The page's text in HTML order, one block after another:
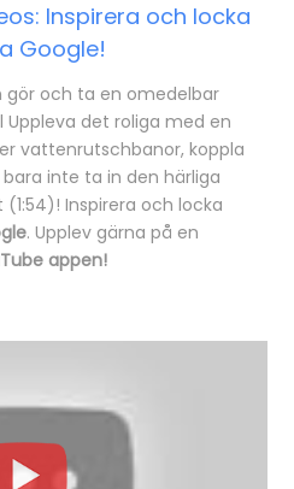
Inspirera och locka
Google!
gör och ta en omedelbar
Uppleva det roliga med en
vattenrutschbanor, koppla
inte ta in den härliga
Inspirera och locka
. Upplev gärna på en
appen!